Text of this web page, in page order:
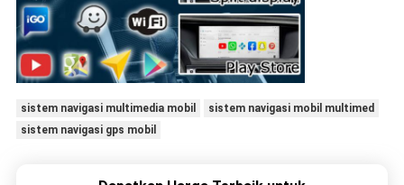
sistem navigasi multimedia mobil
sistem navigasi mobil multimed
sistem navigasi gps mobil